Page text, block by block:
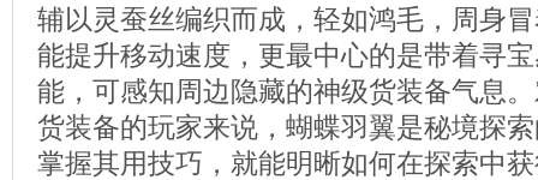
辅以灵蚕丝编织而成，轻如鸿毛，周身
能提升移动速度，更最中心的是带着寻
能，可感知周边隐藏的神级货装备气息
货装备的玩家来说，蝴蝶羽翼是秘境探
掌握其用技巧，就能明晰如何在探索中